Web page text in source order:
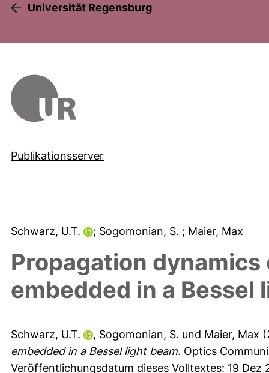
Universität Regensburg
Publikationsserver
Schwarz, U.T. ; Sogomonian, S. ; Maier, Max
Propagation
embedded in a Bessel
Schwarz, U.T. , Sogomonian, S. und Maier, Max
embedded in a Bessel light beam. Optics
Veröffentlichungsdatum dieses Volltextes: 19 Dez